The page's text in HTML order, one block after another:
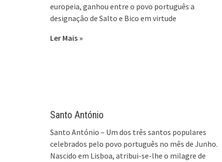
europeia, ganhou entre o povo português a
designação de Salto e Bico em virtude
Ler Mais »
Santo António
Santo António – Um dos três santos populares
celebrados pelo povo português no mês de Junho.
Nascido em Lisboa, atribui-se-lhe o milagre de